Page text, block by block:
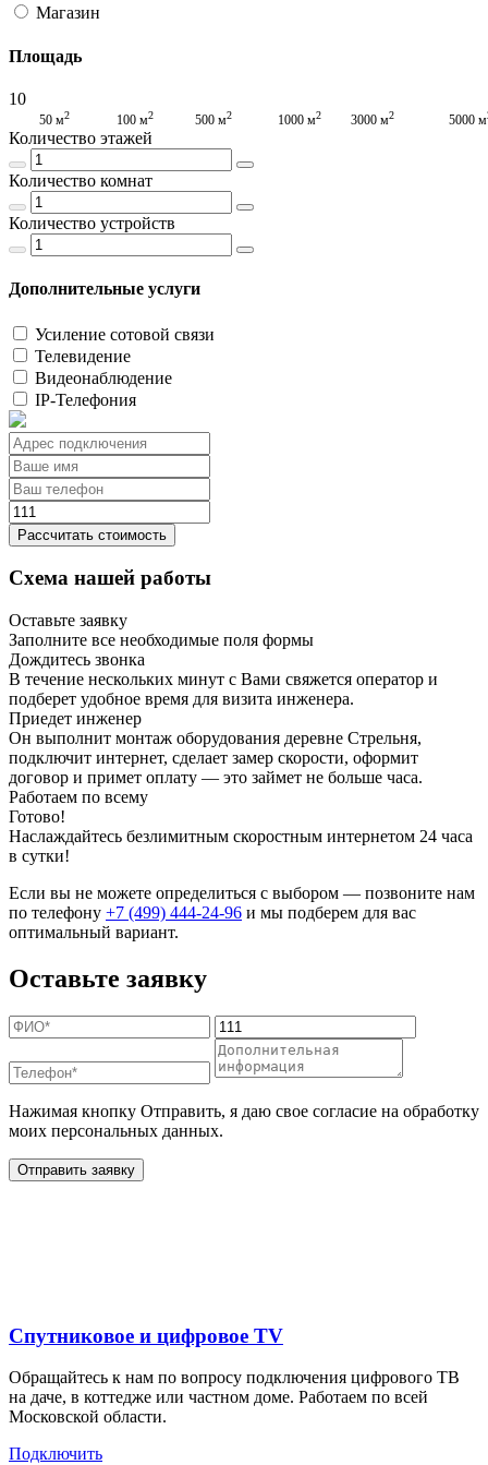
Магазин
Площадь
10
50 м2 100 м2 500 м2 1000 м2 3000 м2 5000 м
Количество этажей
Количество комнат
Количество устройств
Дополнительные услуги
Усиление сотовой связи
Телевидение
Видеонаблюдение
IP-Телефония
Рассчитать стоимость
Схема нашей работы
Оставьте заявку
Заполните все необходимые поля формы
Дождитесь звонка
В течение нескольких минут с Вами свяжется оператор и
подберет удобное время для визита инженера.
Приедет инженер
Он выполнит монтаж оборудования деревне Стрельня,
подключит интернет, сделает замер скорости, оформит
договор и примет оплату — это займет не больше часа.
Работаем по всему
Готово!
Наслаждайтесь безлимитным скоростным интернетом 24 часа
в сутки!
Если вы не можете определиться с выбором — позвоните нам
по телефону +7 (499) 444-24-96 и мы подберем для вас
оптимальный вариант.
Оставьте заявку
Нажимая кнопку Отправить, я даю свое согласие на обработку
моих персональных данных.
Отправить заявку
Спутниковое и цифровое TV
Обращайтесь к нам по вопросу подключения цифрового ТВ
на даче, в коттедже или частном доме. Работаем по всей
Московской области.
Подключить